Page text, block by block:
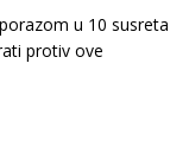
u 10 susreta
protiv ove